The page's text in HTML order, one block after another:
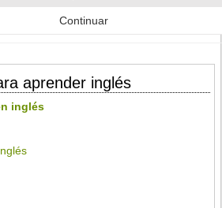
Continuar
aprender inglés
inglés